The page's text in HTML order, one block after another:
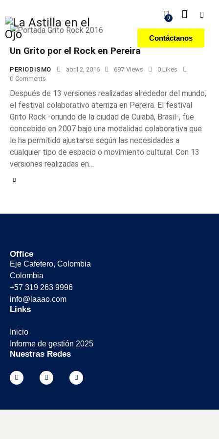
0
Contáctanos
Un Grito por el Rock en Pereira
PERIODISMO abril 2, 2016 697 Views 0 Likes
0 Comments
Después de 13 versiones realizadas alrededor del mundo,
el festival colaborativo aterriza en Pereira. El festival
Grito Rock -oriundo de la ciudad de Cuiabá, Brasil-, fue
concebido en 2007 bajo una modalidad colaborativa que
le ha permitido ajustarse según las necesidades a
cualquier tipo de espacio o movimiento cultural. Con 13
versiones realizadas en…
Office
Eje Cafetero, Colombia
Colombia
+57 319 263 9996
info@laaao.com
Links
Inicio
Informe de gestión 2025
Nuestras Redes